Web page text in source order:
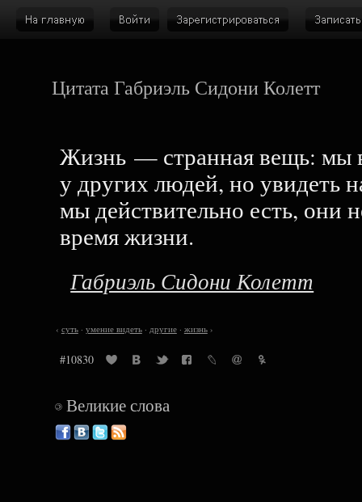
Цитата Габриэль Сидони Колетт
Жизнь — странная вещь: мы
у других людей, но увидеть
мы действительно есть, они
время жизни.
Габриэль Сидони Колетт
‹ суть· умение видеть· другие· жизнь›
#10830
©Великие слова